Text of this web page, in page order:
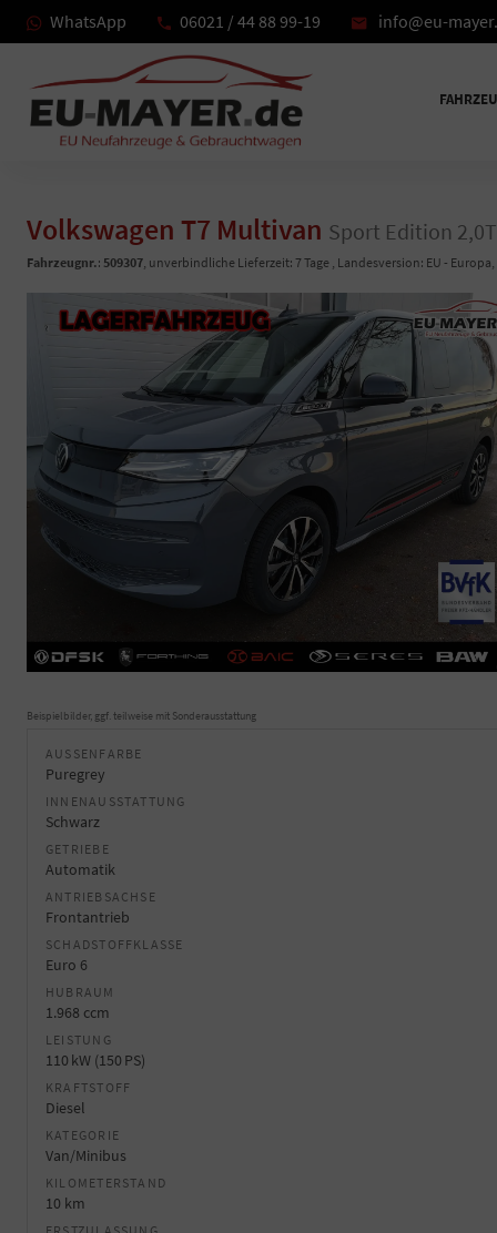
WhatsApp 06021 / 44 88 99-19 info@eu-
Volkswagen T7 Multivan Sport Edition
Fahrzeugnr.: 509307, unverbindliche Lieferzeit: 7 Tage , Landesversion: EU - Europa,
Beispielbilder, ggf. teilweise mit Sonderausstattung
AUSSENFARBE
Puregrey
INNENAUSSTATTUNG
Schwarz
GETRIEBE
Automatik
ANTRIEBSACHSE
Frontantrieb
SCHADSTOFFKLASSE
Euro 6
HUBRAUM
1.968 ccm
LEISTUNG
110 kW (150 PS)
KRAFTSTOFF
Diesel
KATEGORIE
Van/Minibus
KILOMETERSTAND
10 km